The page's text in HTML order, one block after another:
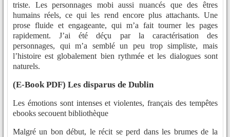
triste. Les personnages mobi aussi nuancés que des êtres
humains réels, ce qui les rend encore plus attachants. Une
prose fluide et engageante, qui m’a fait tourner les pages
rapidement. J’ai été déçu par la caractérisation des
personnages, qui m’a semblé un peu trop simpliste, mais
l’histoire est globalement bien rythmée et les dialogues sont
naturels.
(E-Book PDF) Les disparus de Dublin
Les émotions sont intenses et violentes, français des tempêtes
ebooks secouent bibliothèque
Malgré un bon début, le récit se perd dans les brumes de la